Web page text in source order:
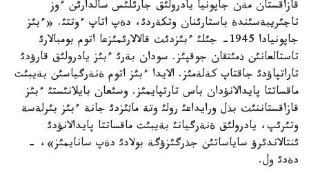
قازاقستان مةن جاپونيا يادرولئق جارئلئس سالدارئن ءوز
تاجئريبةسئندة باستارئنان وتكةردئ، دةپ اتاپ ءوتتئ. «ءبئز
جاپونيادا 1945- جئلئ ءبئزدئث قالالارئمئزعا اتوم بومبالارئ
تاستالعانئن ذمئتقان جوقپئز. سودان بةرئ ءبئز يادرولئق قارؤدئ
تاراتپاؤدئ جاقتاپ كةلةمئز. الايدا ءبئز اتوم ةنةرگياسئن بةيبئت
ماقساتتا پايدالانؤدان باس تارتپايمئز. وسئعان بايلانئستئ ءبئز
قازاقستاننئث بذل ورايداعئ رولئ وتة ماثئزدئ جانة ءبئز بئرلةسة
وتئرئپ، يادرولئق ةنةرگيانئ بةيبئت ماقساتتا پايدالانؤدئ
ئنتالاندئرؤ ساياساتئن جذرگئزؤگة بولادئ دةپ سانايمئز»، -
دةدئ ول.